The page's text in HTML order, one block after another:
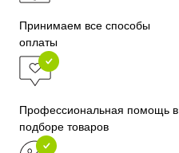
Принимаем все способы
оплаты
Профессиональная помощь в
подборе товаров